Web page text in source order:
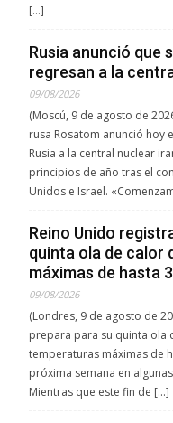
[…]
Rusia anunció que
regresan a la
09/08/2026
(Moscú, 9 de agosto de
rusa Rosatom anunció
Rusia a la central nuclear
principios de año tras el
Unidos e Israel.
Reino Unido
quinta ola de calor
máximas de hasta
09/08/2026
(Londres, 9 de agosto de
prepara para su quinta ola
temperaturas máximas de
próxima semana en
Mientras que este fin de […]